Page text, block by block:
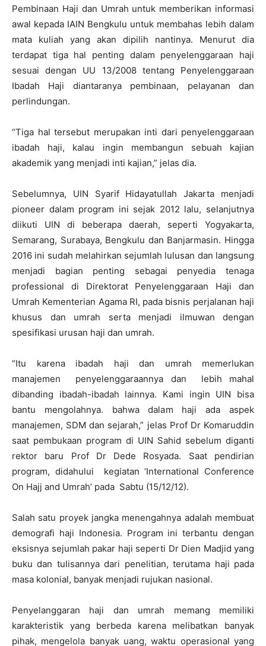
Pembinaan Haji dan Umrah untuk memberikan informasi
awal kepada IAIN Bengkulu untuk membahas lebih dalam
mata kuliah yang akan dipilih nantinya. Menurut dia
terdapat tiga hal penting dalam penyelenggaraan haji
sesuai dengan UU 13/2008 tentang Penyelenggaraan
Ibadah Haji diantaranya pembinaan, pelayanan dan
perlindungan.
“Tiga hal tersebut merupakan inti dari penyelenggaraan
ibadah haji, kalau ingin membangun sebuah kajian
akademik yang menjadi inti kajian,” jelas dia.
Sebelumnya, UIN Syarif Hidayatullah Jakarta menjadi
pioneer dalam program ini sejak 2012 lalu, selanjutnya
diikuti UIN di beberapa daerah, seperti Yogyakarta,
Semarang, Surabaya, Bengkulu dan Banjarmasin. Hingga
2016 ini sudah melahirkan sejumlah lulusan dan langsung
menjadi bagian penting sebagai penyedia tenaga
professional di Direktorat Penyelenggaraan Haji dan
Umrah Kementerian Agama RI, pada bisnis perjalanan haji
khusus dan umrah serta menjadi ilmuwan dengan
spesifikasi urusan haji dan umrah.
“Itu karena ibadah haji dan umrah memerlukan
manajemen penyelenggaraannya dan lebih mahal
dibanding ibadah-ibadah lainnya. Kami ingin UIN bisa
bantu mengolahnya. bahwa dalam haji ada aspek
manajemen, SDM dan sejarah,” jelas Prof Dr Komaruddin
saat pembukaan program di UIN Sahid sebelum diganti
rektor baru Prof Dr Dede Rosyada. Saat pendirian
program, didahului kegiatan ‘International Conference
On Hajj and Umrah’ pada Sabtu (15/12/12).
Salah satu proyek jangka menengahnya adalah membuat
demografi haji Indonesia. Program ini terbantu dengan
eksisnya sejumlah pakar haji seperti Dr Dien Madjid yang
buku dan tulisannya dari penelitian, terutama haji pada
masa kolonial, banyak menjadi rujukan nasional.
Penyelanggaran haji dan umrah memang memiliki
karakteristik yang berbeda karena melibatkan banyak
pihak, mengelola banyak uang, waktu operasional yang